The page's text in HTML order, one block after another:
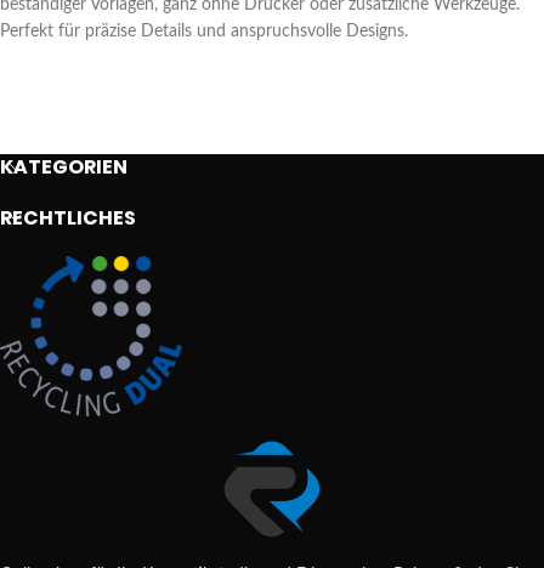
beständiger Vorlagen, ganz ohne Drucker oder zusätzliche Werkzeuge.
Perfekt für präzise Details und anspruchsvolle Designs.
KATEGORIEN
RECHTLICHES